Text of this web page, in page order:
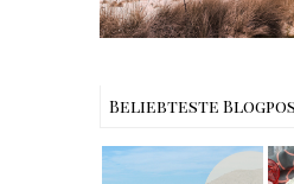
Beliebteste
Reisen -